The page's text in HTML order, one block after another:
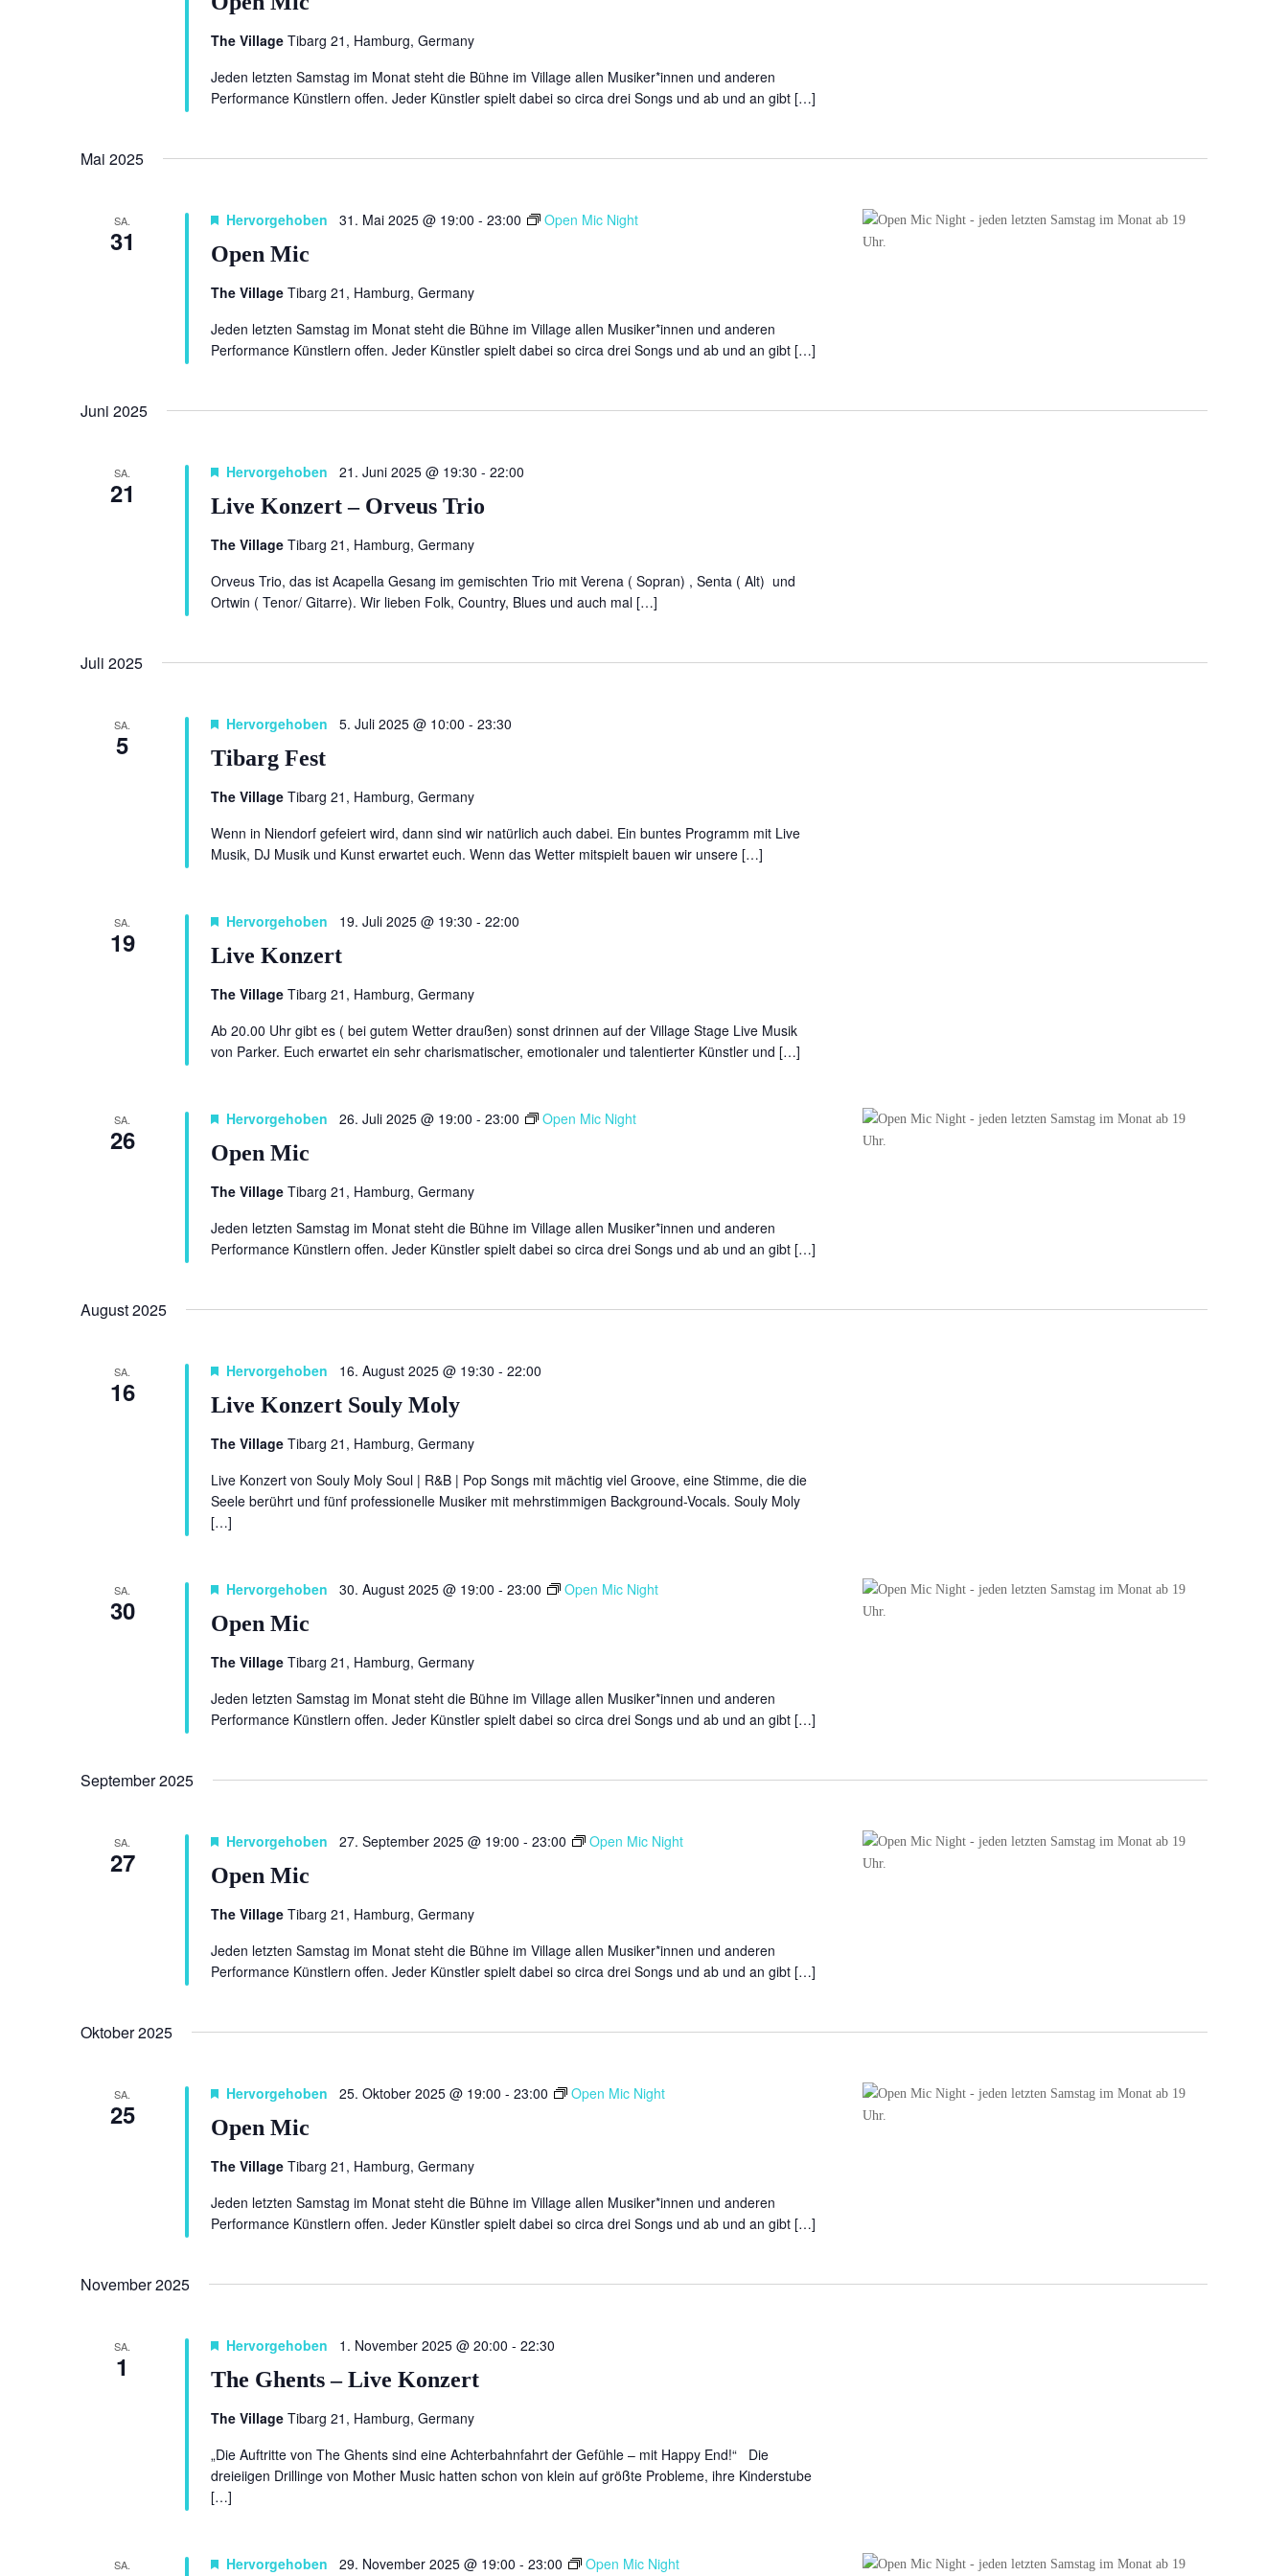
The Village Tibarg 21, Hamburg, Germany
Jeden letzten Samstag im Monat steht die Bühne im Village allen Musiker*innen und anderen
Performance Künstlern offen. Jeder Künstler spielt dabei so circa drei Songs und ab und an gibt […]
Mai 2025
SA.
31 Open Mic
Hervorgehoben 31. Mai 2025 @ 19:00 - 23:00 Open Mic Night
The Village Tibarg 21, Hamburg, Germany
Jeden letzten Samstag im Monat steht die Bühne im Village allen Musiker*innen und anderen
Performance Künstlern offen. Jeder Künstler spielt dabei so circa drei Songs und ab und an gibt […]
Juni 2025
SA.
21 Live Konzert – Orveus Trio
Hervorgehoben 21. Juni 2025 @ 19:30 - 22:00
The Village Tibarg 21, Hamburg, Germany
Orveus Trio, das ist Acapella Gesang im gemischten Trio mit Verena ( Sopran) , Senta ( Alt) und
Ortwin ( Tenor/ Gitarre). Wir lieben Folk, Country, Blues und auch mal […]
Juli 2025
SA.
5 Tibarg Fest
Hervorgehoben 5. Juli 2025 @ 10:00 - 23:30
The Village Tibarg 21, Hamburg, Germany
Wenn in Niendorf gefeiert wird, dann sind wir natürlich auch dabei. Ein buntes Programm mit Live
Musik, DJ Musik und Kunst erwartet euch. Wenn das Wetter mitspielt bauen wir unsere […]
SA.
19 Live Konzert
Hervorgehoben 19. Juli 2025 @ 19:30 - 22:00
The Village Tibarg 21, Hamburg, Germany
Ab 20.00 Uhr gibt es ( bei gutem Wetter draußen) sonst drinnen auf der Village Stage Live Musik
von Parker. Euch erwartet ein sehr charismatischer, emotionaler und talentierter Künstler und […]
SA.
26 Open Mic
Hervorgehoben 26. Juli 2025 @ 19:00 - 23:00 Open Mic Night
The Village Tibarg 21, Hamburg, Germany
Jeden letzten Samstag im Monat steht die Bühne im Village allen Musiker*innen und anderen
Performance Künstlern offen. Jeder Künstler spielt dabei so circa drei Songs und ab und an gibt […]
August 2025
SA.
16 Live Konzert Souly Moly
Hervorgehoben 16. August 2025 @ 19:30 - 22:00
The Village Tibarg 21, Hamburg, Germany
Live Konzert von Souly Moly Soul | R&B | Pop Songs mit mächtig viel Groove, eine Stimme, die die
Seele berührt und fünf professionelle Musiker mit mehrstimmigen Background-Vocals. Souly Moly
[…]
SA.
30 Open Mic
Hervorgehoben 30. August 2025 @ 19:00 - 23:00 Open Mic Night
The Village Tibarg 21, Hamburg, Germany
Jeden letzten Samstag im Monat steht die Bühne im Village allen Musiker*innen und anderen
Performance Künstlern offen. Jeder Künstler spielt dabei so circa drei Songs und ab und an gibt […]
September 2025
SA.
27 Open Mic
Hervorgehoben 27. September 2025 @ 19:00 - 23:00 Open Mic Night
The Village Tibarg 21, Hamburg, Germany
Jeden letzten Samstag im Monat steht die Bühne im Village allen Musiker*innen und anderen
Performance Künstlern offen. Jeder Künstler spielt dabei so circa drei Songs und ab und an gibt […]
Oktober 2025
SA.
25 Open Mic
Hervorgehoben 25. Oktober 2025 @ 19:00 - 23:00 Open Mic Night
The Village Tibarg 21, Hamburg, Germany
Jeden letzten Samstag im Monat steht die Bühne im Village allen Musiker*innen und anderen
Performance Künstlern offen. Jeder Künstler spielt dabei so circa drei Songs und ab und an gibt […]
November 2025
SA.
1 The Ghents – Live Konzert
Hervorgehoben 1. November 2025 @ 20:00 - 22:30
The Village Tibarg 21, Hamburg, Germany
„Die Auftritte von The Ghents sind eine Achterbahnfahrt der Gefühle – mit Happy End!“ Die
dreieiigen Drillinge von Mother Music hatten schon von klein auf größte Probleme, ihre Kinderstube
[…]
SA. Hervorgehoben 29. November 2025 @ 19:00 - 23:00 Open Mic Night